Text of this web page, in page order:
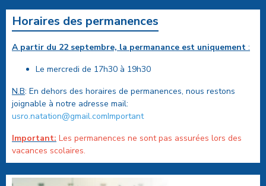
Horaires des permanences
A partir du 22 septembre, la permanance est uniquement :
Le mercredi de 17h30 à 19h30
N.B: En dehors des horaires de permanences, nous restons
joignable à notre adresse mail:
usro.natation@gmail.comImportant
Important: Les permanences ne sont pas assurées lors des
vacances scolaires.